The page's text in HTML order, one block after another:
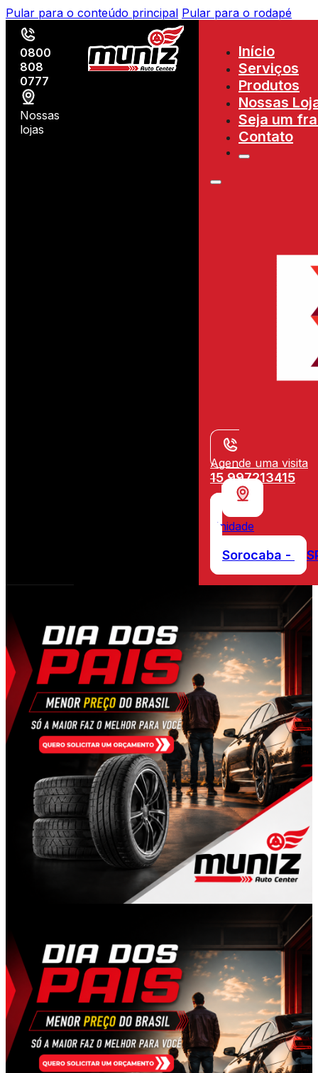
Pular para o conteúdo principal Pular para o rodapé
0800
808
0777
Nossas
lojas
Início
Serviços
Produtos
Nossas
Seja um
Contato
Agende uma visita
15 997213415
Unidade
Sorocaba -